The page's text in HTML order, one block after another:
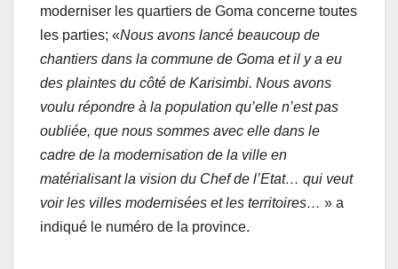
moderniser les quartiers de Goma concerne toutes
les parties; «Nous avons lancé beaucoup de
chantiers dans la commune de Goma et il y a eu
des plaintes du côté de Karisimbi. Nous avons
voulu répondre à la population qu’elle n’est pas
oubliée, que nous sommes avec elle dans le
cadre de la modernisation de la ville en
matérialisant la vision du Chef de l’Etat… qui veut
voir les villes modernisées et les territoires… » a
indiqué le numéro de la province.